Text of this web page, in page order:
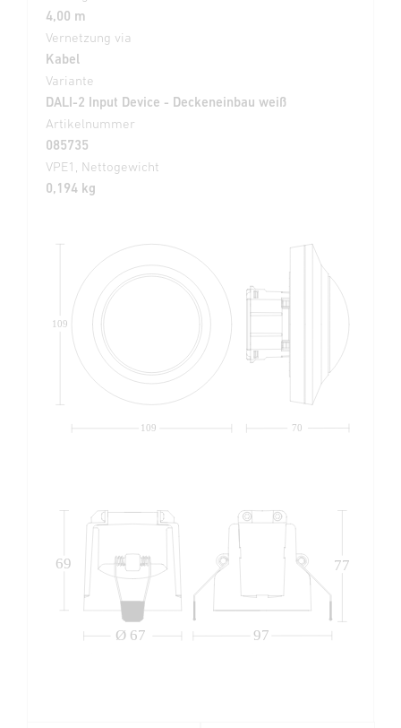
4,00 m
Vernetzung via
Kabel
Variante
DALI-2 Input Device - Deckeneinbau weiß
Artikelnummer
085735
VPE1, Nettogewicht
0,194 kg
70
109
109
Ø 67 97
69 77